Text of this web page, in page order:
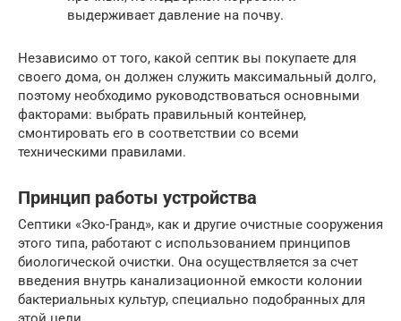
выдерживает давление на почву.
Независимо от того, какой септик вы покупаете для
своего дома, он должен служить максимальный долго,
поэтому необходимо руководствоваться основными
факторами: выбрать правильный контейнер,
смонтировать его в соответствии со всеми
техническими правилами.
Принцип работы устройства
Септики «Эко-Гранд», как и другие очистные сооружения
этого типа, работают с использованием принципов
биологической очистки. Она осуществляется за счет
введения внутрь канализационной емкости колонии
бактериальных культур, специально подобранных для